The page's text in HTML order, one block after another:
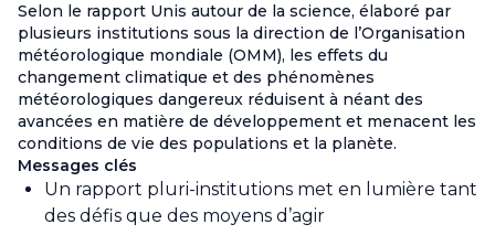
Selon le rapport Unis autour de la science, élaboré par
plusieurs institutions sous la direction de l’Organisation
météorologique mondiale (OMM), les effets du
changement climatique et des phénomènes
météorologiques dangereux réduisent à néant des
avancées en matière de développement et menacent les
conditions de vie des populations et la planète.
Messages clés
Un rapport pluri-institutions met en lumière tant
des défis que des moyens d’agir